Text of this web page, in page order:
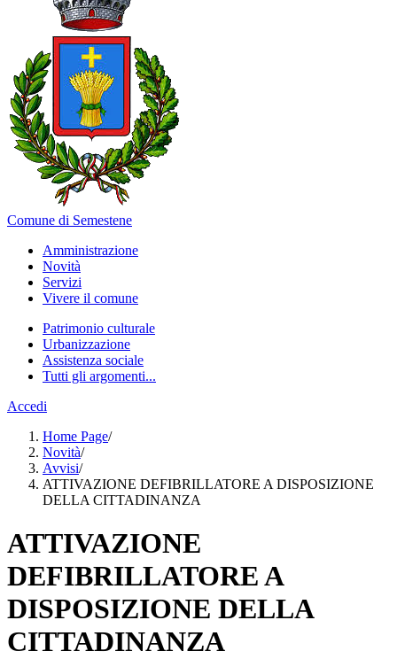
Comune di Semestene
Amministrazione
Novità
Servizi
Vivere il comune
Patrimonio culturale
Urbanizzazione
Assistenza sociale
Tutti gli argomenti...
Accedi
Home Page/
Novità/
Avvisi/
ATTIVAZIONE DEFIBRILLATORE A DISPOSIZIONE
DELLA CITTADINANZA
ATTIVAZIONE
DEFIBRILLATORE A
DISPOSIZIONE DELLA
CITTADINANZA